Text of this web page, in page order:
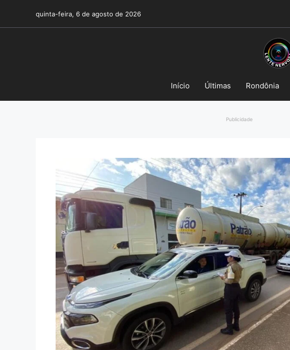
o
quinta-feira, 6 de agosto de 2026
Início Últimas Rondônia
Publicidade